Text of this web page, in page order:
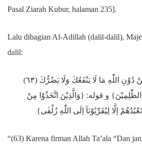
Pasal Ziarah Kubur, halaman 235].
Lalu dibagian Al-Adillah (dalil-dalil),
dalil:
(٦٣) لقوله تعالى: {وَلَا تَدْعُ مِنْ دُوْنِ اللّٰهِ مَا لَا يَنْفَعُكَ وَلَا يَضُرُّكَ
و قوله: {وَالَّذِيْنَ اتَّخَذُوْا مِنْ
اِلَّا لِيُقَرِّبُوْنَآ اِلَى اللّٰهِ زُلْفٰى}
“(63) Karena firman Allah Ta’ala “Dan